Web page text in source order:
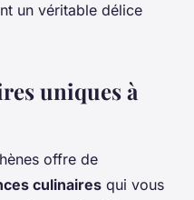
un véritable délice
uniques à
offre de
culinaires qui vous